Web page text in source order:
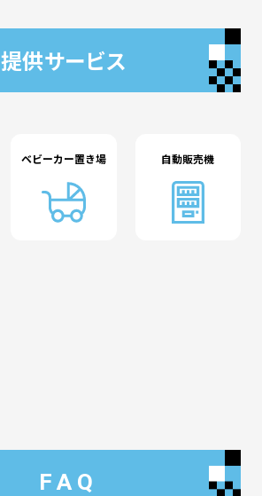
提供サービス
ベビーカー置き場 自動販売機
FAQ